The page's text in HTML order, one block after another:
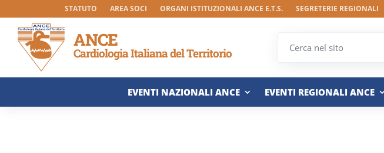
STATUTO AREA SOCI ORGANI ISTITUZIONALI ANCE E.T.S. SEGRETERIE REGIONALI
ANCE
Cardiologia Italiana del Territorio
EVENTI NAZIONALI ANCE EVENTI REGIONALI ANCE